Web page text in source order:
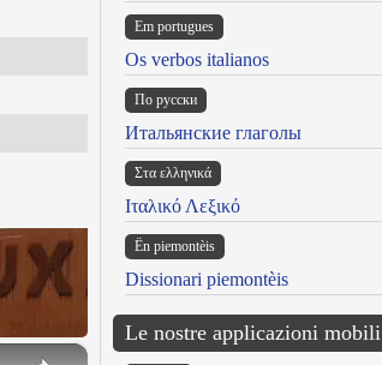
×
Em portugues
Os verbos italianos
По русски
Итальянские глаголы
Στα ελληνικά
Ιταλικό Λεξικό
Ën piemontèis
Dissionari piemontèis
Le nostre applicazioni mobili